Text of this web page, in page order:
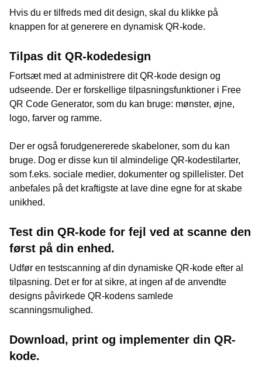
Hvis du er tilfreds med dit design, skal du klikke på
knappen for at generere en dynamisk QR-kode.
Tilpas dit QR-kodedesign
Fortsæt med at administrere dit QR-kode design og
udseende. Der er forskellige tilpasningsfunktioner i Free
QR Code Generator, som du kan bruge: mønster, øjne,
logo, farver og ramme.
Der er også forudgenererede skabeloner, som du kan
bruge. Dog er disse kun til almindelige QR-kodestilarter,
som f.eks. sociale medier, dokumenter og spillelister. Det
anbefales på det kraftigste at lave dine egne for at skabe
unikhed.
Test din QR-kode for fejl ved at scanne den
først på din enhed.
Udfør en testscanning af din dynamiske QR-kode efter al
tilpasning. Det er for at sikre, at ingen af de anvendte
designs påvirkede QR-kodens samlede
scanningsmulighed.
Download, print og implementer din QR-
kode.